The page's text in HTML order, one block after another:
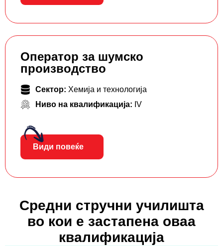
Оператор за шумско
производство
Сектор: Хемија и технологија
Ниво на квалификација: IV
Види повеќе
Средни стручни училишта
во кои е застапена оваа
квалификација